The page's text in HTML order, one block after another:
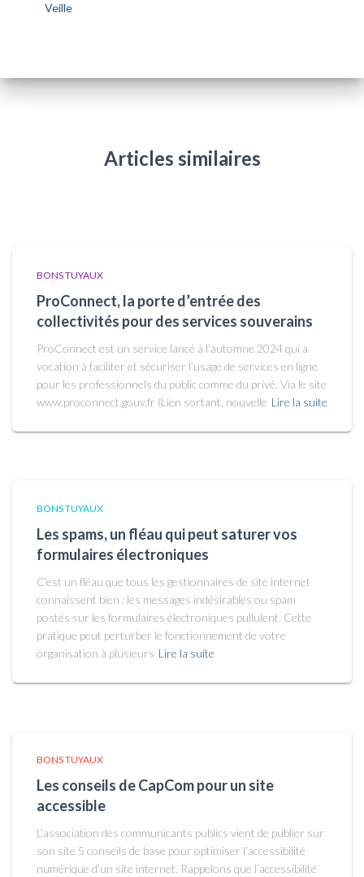
Veille
Articles similaires
BONS TUYAUX
ProConnect, la porte d’entrée des
collectivités pour des services souverains
ProConnect est un service lancé à l’automne 2024 qui a
vocation à faciliter et sécuriser l’usage de services en ligne
pour les professionnels du public comme du privé. Via le site
www.proconnect.gouv.fr (Lien sortant, nouvelle Lire la suite
BONS TUYAUX
Les spams, un fléau qui peut saturer vos
formulaires électroniques
C’est un fléau que tous les gestionnaires de site internet
connaissent bien : les messages indésirables ou spam
postés sur les formulaires électroniques pullulent. Cette
pratique peut perturber le fonctionnement de votre
organisation à plusieurs Lire la suite
BONS TUYAUX
Les conseils de CapCom pour un site
accessible
L’association des communicants publics vient de publier sur
son site 5 conseils de base pour optimiser l’accessibilité
numérique d’un site internet. Rappelons que l’accessibilité